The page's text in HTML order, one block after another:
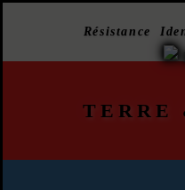
Résistance
TERRE